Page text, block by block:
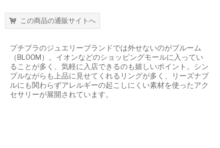
この商品の通販サイトへ
プチプラのジュエリーブランドでは外せないのがブルーム
（BLOOM）。イオンなどのショッピングモールに入ってい
ることが多く、気軽に入店できるのも嬉しいポイント。シン
プルながらも上品に見せてくれるリングが多く、リーズナブ
ルにも関わらずアレルギーの起こしにくい素材を使ったアク
セサリーが展開されています。